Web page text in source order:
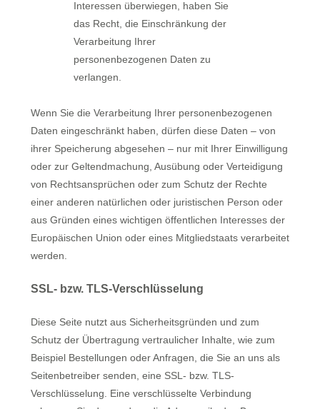
Interessen überwiegen, haben Sie
das Recht, die Einschränkung der
Verarbeitung Ihrer
personenbezogenen Daten zu
verlangen.
Wenn Sie die Verarbeitung Ihrer personenbezogenen
Daten eingeschränkt haben, dürfen diese Daten – von
ihrer Speicherung abgesehen – nur mit Ihrer Einwilligung
oder zur Geltendmachung, Ausübung oder Verteidigung
von Rechtsansprüchen oder zum Schutz der Rechte
einer anderen natürlichen oder juristischen Person oder
aus Gründen eines wichtigen öffentlichen Interesses der
Europäischen Union oder eines Mitgliedstaats verarbeitet
werden.
SSL- bzw. TLS-Verschlüsselung
Diese Seite nutzt aus Sicherheitsgründen und zum
Schutz der Übertragung vertraulicher Inhalte, wie zum
Beispiel Bestellungen oder Anfragen, die Sie an uns als
Seitenbetreiber senden, eine SSL- bzw. TLS-
Verschlüsselung. Eine verschlüsselte Verbindung